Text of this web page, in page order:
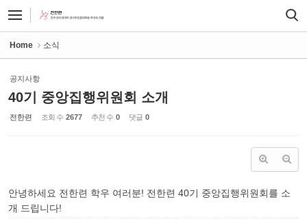
Home 소식
공지사항
40기 중앙집행위원회 소개
전한련 조회 수 2677 추천 수 0 댓글 0
안녕하세요 전한련 학우 여러분! 전한련 40기 중앙집행위원회를 소
개 드립니다!